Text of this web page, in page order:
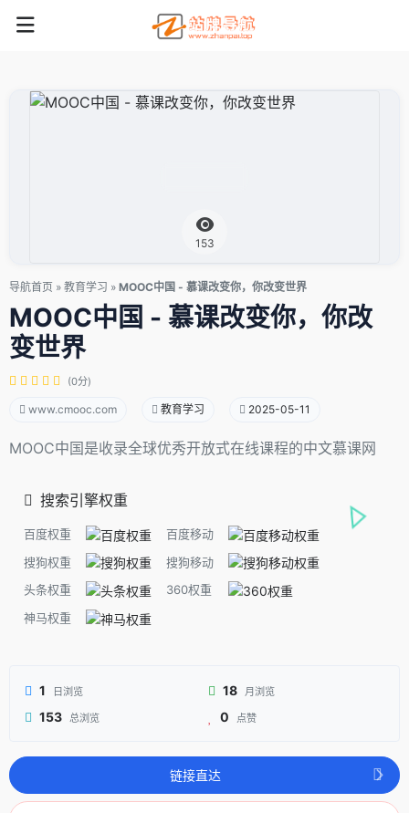
153
导航首页 » 教育学习 » MOOC中国 - 慕课改变你，你改变世界
MOOC中国 - 慕课改变你，你改
变世界
(0分)
www.cmooc.com 教育学习 2025-05-11
MOOC中国是收录全球优秀开放式在线课程的中文慕课网
搜索引擎权重
百度权重
百度移动
搜狗权重
搜狗移动
头条权重
360权重
神马权重
1 日浏览 18 月浏览
153 总浏览 0 点赞
链接直达